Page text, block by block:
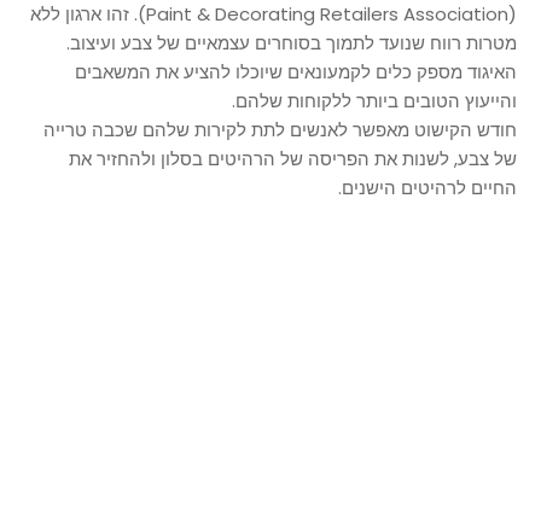
(Paint & Decorating Retailers Association). זהו ארגון ללא
מטרות רווח שנועד לתמוך בסוחרים עצמאיים של צבע ועיצוב.
האיגוד מספק כלים לקמעונאים שיוכלו להציע את המשאבים
והייעוץ הטובים ביותר ללקוחות שלהם.
חודש הקישוט מאפשר לאנשים לתת לקירות שלהם שכבה טרייה
של צבע, לשנות את הפריסה של הרהיטים בסלון ולהחזיר את
החיים לרהיטים הישנים.